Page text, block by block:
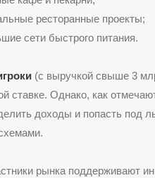
ресторанные проекты;
сети быстрого питания.
(с выручкой свыше 3
ставке. Однако, как
доходы и попасть под
рынка поддерживают